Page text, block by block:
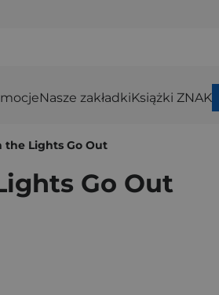
Nasze zakładkiKsiążki ZNAK
the Lights Go Out
Go Out